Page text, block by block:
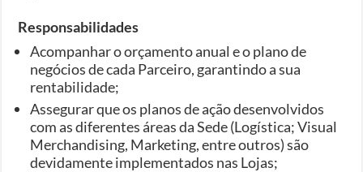
Responsabilidades
Acompanhar o orçamento anual e o plano de
negócios de cada Parceiro, garantindo a sua
rentabilidade;
Assegurar que os planos de ação desenvolvidos
com as diferentes áreas da Sede (Logística; Visual
Merchandising, Marketing, entre outros) são
devidamente implementados nas Lojas;